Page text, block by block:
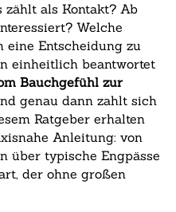
zählt als Kontakt? Ab
Welche
eine Entscheidung zu
einheitlich beantwortet
Bauchgefühl zur
genau dann zahlt sich
Ratgeber erhalten
Anleitung: von
über typische Engpässe
der ohne großen